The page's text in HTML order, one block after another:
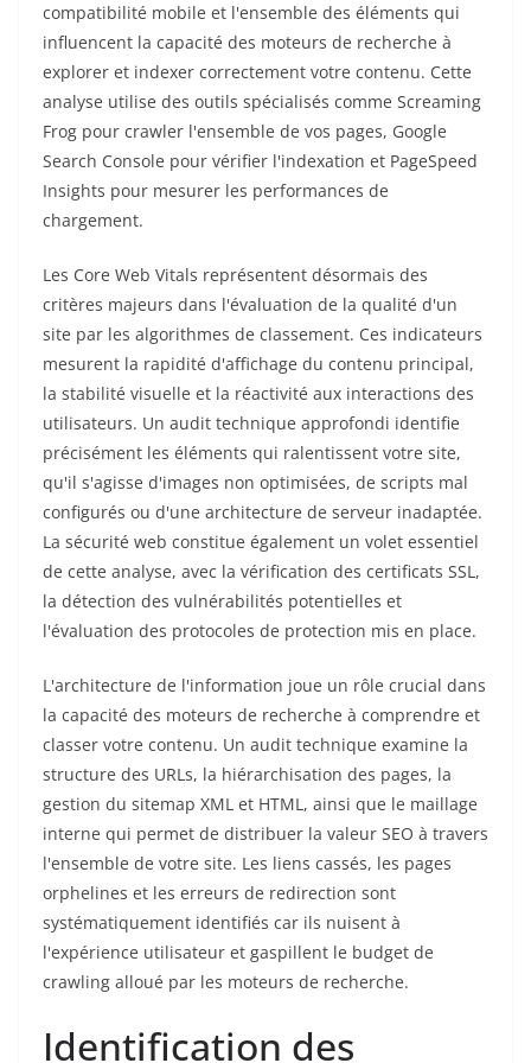
compatibilité mobile et l'ensemble des éléments qui
influencent la capacité des moteurs de recherche à
explorer et indexer correctement votre contenu. Cette
analyse utilise des outils spécialisés comme Screaming
Frog pour crawler l'ensemble de vos pages, Google
Search Console pour vérifier l'indexation et PageSpeed
Insights pour mesurer les performances de
chargement.
Les Core Web Vitals représentent désormais des
critères majeurs dans l'évaluation de la qualité d'un
site par les algorithmes de classement. Ces indicateurs
mesurent la rapidité d'affichage du contenu principal,
la stabilité visuelle et la réactivité aux interactions des
utilisateurs. Un audit technique approfondi identifie
précisément les éléments qui ralentissent votre site,
qu'il s'agisse d'images non optimisées, de scripts mal
configurés ou d'une architecture de serveur inadaptée.
La sécurité web constitue également un volet essentiel
de cette analyse, avec la vérification des certificats SSL,
la détection des vulnérabilités potentielles et
l'évaluation des protocoles de protection mis en place.
L'architecture de l'information joue un rôle crucial dans
la capacité des moteurs de recherche à comprendre et
classer votre contenu. Un audit technique examine la
structure des URLs, la hiérarchisation des pages, la
gestion du sitemap XML et HTML, ainsi que le maillage
interne qui permet de distribuer la valeur SEO à travers
l'ensemble de votre site. Les liens cassés, les pages
orphelines et les erreurs de redirection sont
systématiquement identifiés car ils nuisent à
l'expérience utilisateur et gaspillent le budget de
crawling alloué par les moteurs de recherche.
Identification des